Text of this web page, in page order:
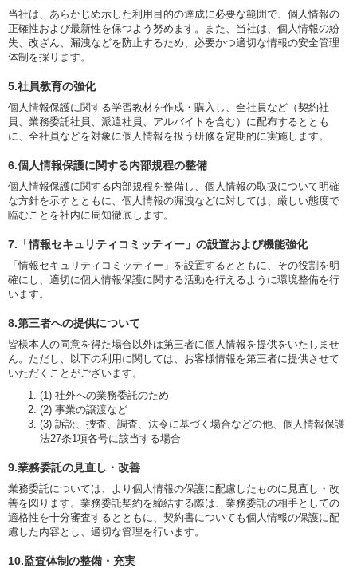
当社は、あらかじめ示した利用目的の達成に必要な範囲で、個人情報の
正確性および最新性を保つよう努めます。また、当社は、個人情報の紛
失、改ざん、漏洩などを防止するため、必要かつ適切な情報の安全管理
体制を採ります。
5.社員教育の強化
個人情報保護に関する学習教材を作成・購入し、全社員など（契約社
員、業務委託社員、派遣社員、アルバイトを含む）に配布するととも
に、全社員などを対象に個人情報を扱う研修を定期的に実施します。
6.個人情報保護に関する内部規程の整備
個人情報保護に関する内部規程を整備し、個人情報の取扱について明確
な方針を示すとともに、個人情報の漏洩などに対しては、厳しい態度で
臨むことを社内に周知徹底します。
7.「情報セキュリティコミッティー」の設置および機能強化
「情報セキュリティコミッティー」を設置するとともに、その役割を明
確にし、適切に個人情報保護に関する活動を行えるように環境整備を行
います。
8.第三者への提供について
皆様本人の同意を得た場合以外は第三者に個人情報を提供をいたしませ
ん。ただし、以下の利用に関しては、お客様情報を第三者に提供させて
いただくことがございます。
(1) 社外への業務委託のため
(2) 事業の譲渡など
(3) 訴訟、捜査、調査、法令に基づく場合などの他、個人情報保護
法27条1項各号に該当する場合
9.業務委託の見直し・改善
業務委託については、より個人情報の保護に配慮したものに見直し・改
善を図ります。業務委託契約を締結する際は、業務委託の相手としての
適格性を十分審査するとともに、契約書についても個人情報の保護に配
慮した内容とし、適切な管理を行います。
10.監査体制の整備・充実